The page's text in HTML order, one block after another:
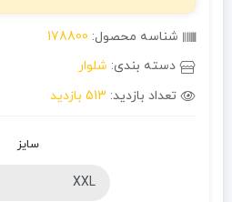
شناسه محصول: 178800
دسته بندی: شلوار
تعداد بازدید: 513 بازدید
سایز